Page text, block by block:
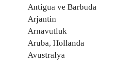
Antigua ve Barbuda
Arjantin
Arnavutluk
Aruba, Hollanda
Avustralya